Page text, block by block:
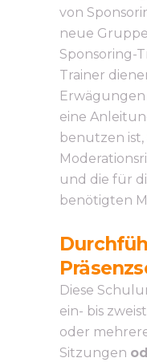
von
neue
Sponsoring-
Trainer
eine
benutzen
und die für
benötigten
Diese
ein- bis
oder
Sitzungen